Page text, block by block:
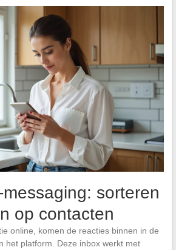
sorteren
op contacten
online, komen de reacties binnen in de
het platform. Deze inbox werkt met